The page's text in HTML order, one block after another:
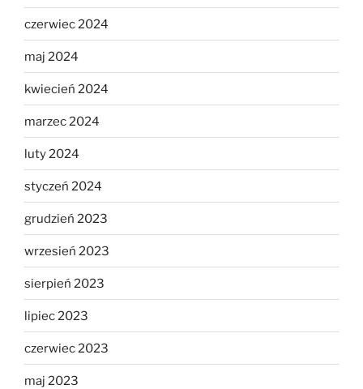
czerwiec 2024
maj 2024
kwiecień 2024
marzec 2024
luty 2024
styczeń 2024
grudzień 2023
wrzesień 2023
sierpień 2023
lipiec 2023
czerwiec 2023
maj 2023